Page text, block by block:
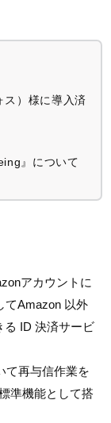
ス）様に導入済
』について
アカウントに
てAmazon 以外
る ID 決済サービ
て再与信作業を
準機能として搭